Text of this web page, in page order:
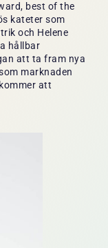
best of the
kateter som
och Helene
hållbar
att ta fram nya
marknaden
att